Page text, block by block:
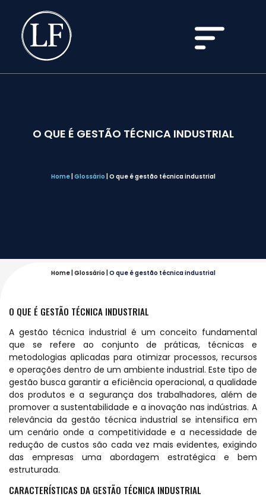
O QUE É GESTÃO TÉCNICA INDUSTRIAL
Home| Glossário O que é gestão técnica industrial
Home| Glossário O que é gestão técnica industrial
O QUE É GESTÃO TÉCNICA INDUSTRIAL
A gestão técnica industrial é um conceito fundamental
que se refere ao conjunto de práticas, técnicas e
metodologias aplicadas para otimizar processos, recursos
e operações dentro de um ambiente industrial. Este tipo de
gestão busca garantir a eficiência operacional, a qualidade
dos produtos e a segurança dos trabalhadores, além de
promover a sustentabilidade e a inovação nas indústrias. A
relevância da gestão técnica industrial se intensifica em
um cenário onde a competitividade e a necessidade de
redução de custos são cada vez mais evidentes, exigindo
das empresas uma abordagem estratégica e bem
estruturada.
CARACTERÍSTICAS DA GESTÃO TÉCNICA INDUSTRIAL